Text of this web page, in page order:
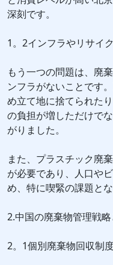
深刻です。
1。2インフラやリサイ
もう一つの問題は、廃
ンフラがないことです
め立て地に捨てられた
の負担が増しただけで
がりました。
また、プラスチック廃
が必要であり、人口や
め、特に喫緊の課題とな
2.中国の廃棄物管理戦
2。1個別廃棄物回収制